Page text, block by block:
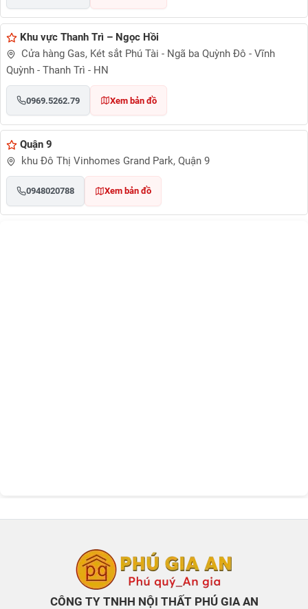
Khu vực Thanh Trì – Ngọc Hồi
Cửa hàng Gas, Két sắt Phú Tài - Ngã ba Quỳnh Đô - Vĩnh
Quỳnh - Thanh Trì - HN
0969.5262.79 Xem bản đồ
Quận 9
khu Đô Thị Vinhomes Grand Park, Quận 9
0948020788 Xem bản đồ
CÔNG TY TNHH NỘI THẤT PHÚ GIA AN